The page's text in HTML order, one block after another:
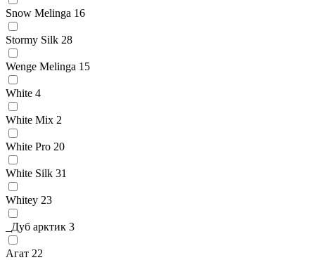
Snow Melinga 16
Stormy Silk 28
Wenge Melinga 15
White 4
White Mix 2
White Pro 20
White Silk 31
Whitey 23
_Дуб арктик 3
Агат 22